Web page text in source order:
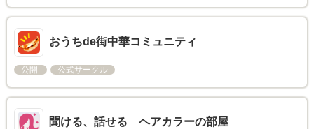
おうちde街中華コミュニティ
公開 公式サークル
聞ける、話せる ヘアカラーの部屋